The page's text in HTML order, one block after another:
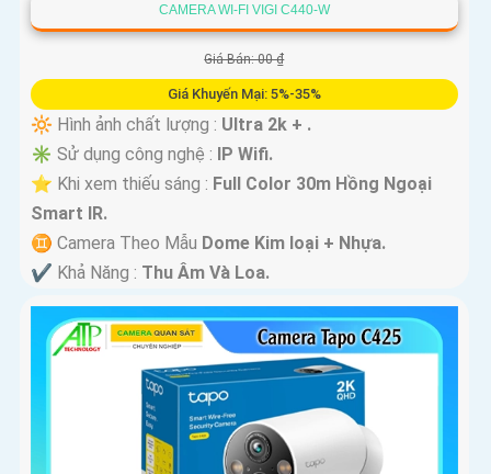
CAMERA WI-FI VIGI C440-W
Giá Bán: 00 ₫
Giá Khuyến Mại: 5%-35%
🔆 Hình ảnh chất lượng : Ultra 2k + .
✳️ Sử dụng công nghệ : IP Wifi.
⭐ Khi xem thiếu sáng : Full Color 30m Hồng Ngoại
Smart IR.
♊ Camera Theo Mẫu Dome Kim loại + Nhựa.
️✔️ Khả Năng : Thu Âm Và Loa.